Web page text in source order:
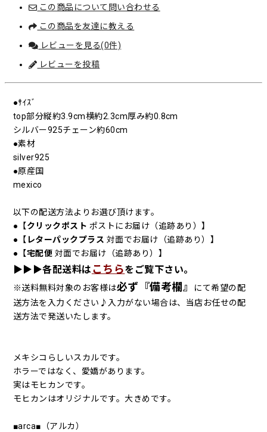
この商品について問い合わせる
この商品を友達に教える
レビューを見る(0件)
レビューを投稿
●ｻｲｽﾞ
top部分縦約3.9cm横約2.3cm厚み約0.8cm
シルバー925チェーン約60cm
●素材
silver925
●原産国
mexico
以下の配送方法よりお選び頂けます。
●【クリックポスト ポストにお届け（追跡あり）】
●【 レターパックプラス 対面でお届け（追跡あり）】
●【宅配便 対面でお届け（追跡あり）】
▶︎▶︎▶︎各配送料は こちらをご覧下さい。
※送料無料対象のお客様は必ず『備考欄』
にて希望の配
送方法を入力ください♪入力がない場合は、当店お任せの配
送方法で発送いたします。
メキシコらしいスカルです。
ホラーではなく、愛嬌があります。
実はモヒカンです。
モヒカンはオリジナルです。大きめです。
■arca■（アルカ）